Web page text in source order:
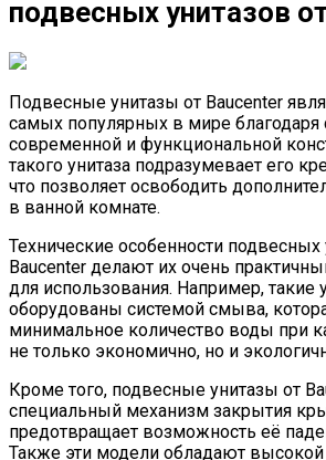
подвесных унитазов
Подвесные унитазы от Baucenter
самых популярных в мире благодаря
современной и функциональной
такого унитаза подразумевает его
что позволяет освободить
в ванной комнате.
Технические особенности подвесных
Baucenter делают их очень
для использования. Например, такие
оборудованы системой смыва,
минимальное количество воды при
не только экономично, но и
Кроме того, подвесные унитазы от
специальный механизм закрытия
предотвращает возможность её
Также эти модели обладают